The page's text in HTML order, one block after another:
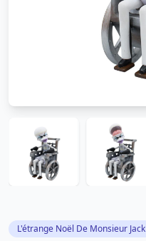
L'étrange Noël De Monsieur Jack